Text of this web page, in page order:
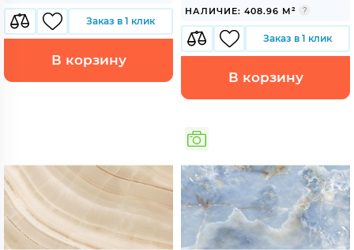
Заказ в 1 клик
В корзину
НАЛИЧИЕ: 408.96 М²
Заказ в 1 клик
В корзину